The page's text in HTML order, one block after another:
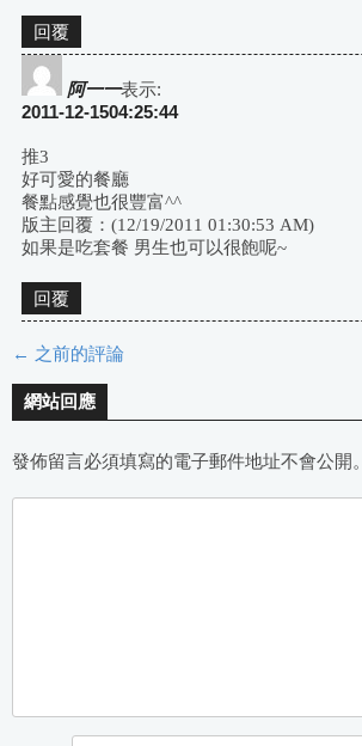
回覆
阿一一表示:
2011-12-1504:25:44
推3
好可愛的餐廳
餐點感覺也很豐富^^
版主回覆：(12/19/2011 01:30:53 AM)
如果是吃套餐 男生也可以很飽呢~
回覆
評
論
← 之前的評論
網站回應
發佈留言必須填寫的電子郵件地址不會公開。